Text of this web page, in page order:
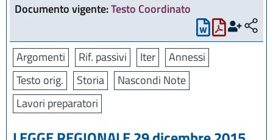
Documento vigente:Testo Coordinato
Argomenti Rif. passivi Iter
Annessi
Testo orig.
Storia
Nascondi Note
Lavori preparatori